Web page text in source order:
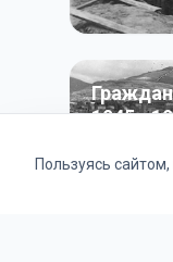
1945 -
Пользуясь